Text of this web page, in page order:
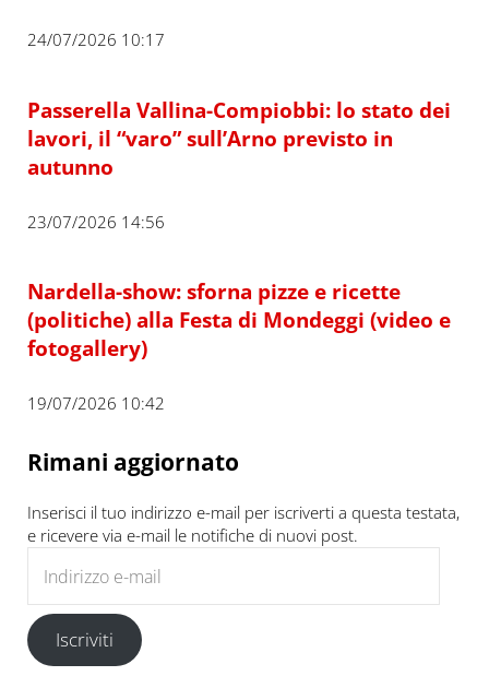
24/07/2026 10:17
Passerella Vallina-Compiobbi: lo stato dei
lavori, il “varo” sull’Arno previsto in
autunno
23/07/2026 14:56
Nardella-show: sforna pizze e ricette
(politiche) alla Festa di Mondeggi (video e
fotogallery)
19/07/2026 10:42
Rimani aggiornato
Inserisci il tuo indirizzo e-mail per iscriverti a questa testata,
e ricevere via e-mail le notifiche di nuovi post.
Iscriviti